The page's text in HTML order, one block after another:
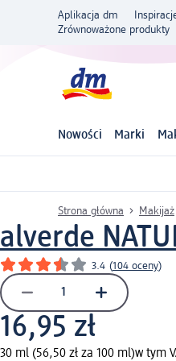
Aplikacja dm
Zrównoważone produkty
Nowości Marki
Strona główna Makijaż
alverde
3.4 (104 oceny)
16,95 zł
30 ml (56,50 zł za 100 ml)w tym